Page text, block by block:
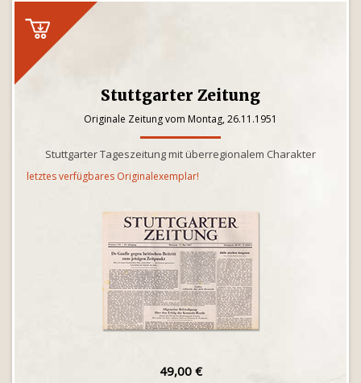
Stuttgarter Zeitung
Originale Zeitung vom Montag, 26.11.1951
Stuttgarter Tageszeitung mit überregionalem Charakter
letztes verfügbares Originalexemplar!
49,00 €